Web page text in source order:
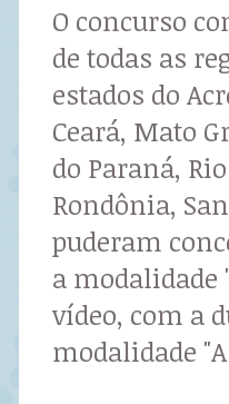
O concurso
de todas as
estados do
Ceará, Mato
do Paraná,
Rondônia,
puderam
a
vídeo, com a
modalidade